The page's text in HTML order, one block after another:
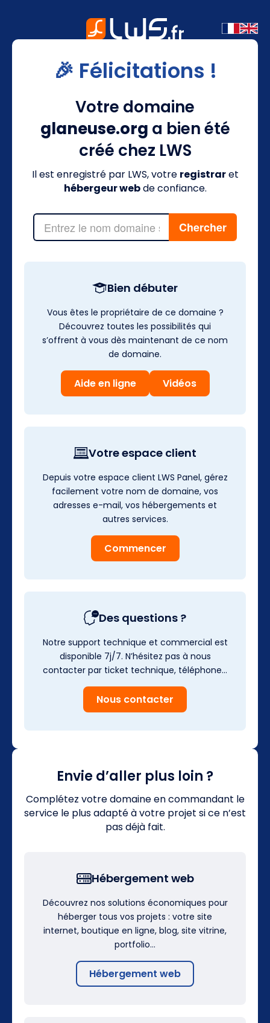
🎉 Félicitations !
Votre domaine
glaneuse.org a bien été
créé chez LWS
Il est enregistré par LWS, votre registraret
hébergeur webde confiance.
Bien débuter
Vous êtes le propriétaire de ce domaine ?
Découvrez toutes les possibilités qui
s’offrent à vous dès maintenant de ce nom
de domaine.
Aide en ligne Vidéos
Votre espace client
Depuis votre espace client LWS Panel, gérez
facilement votre nom de domaine, vos
adresses e-mail, vos hébergements et
autres services.
Commencer
Des questions ?
Notre support technique et commercial est
disponible 7j/7. N’hésitez pas à nous
contacter par ticket technique, téléphone…
Nous contacter
Envie d’aller plus loin ?
Complétez votre domaine en commandant le
service le plus adapté à votre projet si ce n’est
pas déjà fait.
Hébergement web
Découvrez nos solutions économiques pour
héberger tous vos projets : votre site
internet, boutique en ligne, blog, site vitrine,
portfolio…
Hébergement web